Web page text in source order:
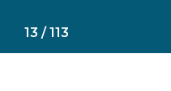
13 / 113